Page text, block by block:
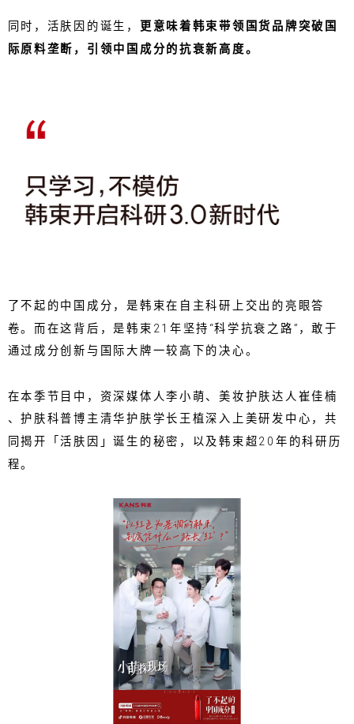
同时，活肤因的诞生，
更意味着韩束带领国货品牌突破国
际原料垄断，引领中国成分的抗衰新高度。
了不起的中国成分，是韩束在自主科研上交出的亮眼答
卷。而在这背后，是韩束21年坚持“科学抗衰之路”，敢于
通过成分创新与国际大牌一较高下的决心。
在本季节目中，资深媒体人李小萌、美妆护肤达人崔佳楠
、护肤科普博主清华护肤学长王植深入上美研发中心，共
同揭开「活肤因」诞生的秘密，以及韩束超20年的科研历
程。